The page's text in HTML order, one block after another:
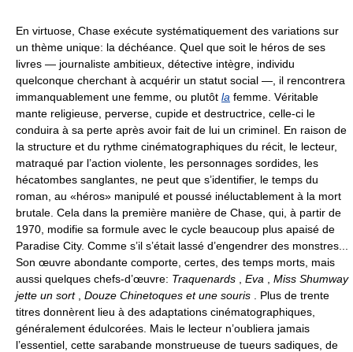
En virtuose, Chase exécute systématiquement des variations sur
un thème unique: la déchéance. Quel que soit le héros de ses
livres — journaliste ambitieux, détective intègre, individu
quelconque cherchant à acquérir un statut social —, il rencontrera
immanquablement une femme, ou plutôt la femme. Véritable
mante religieuse, perverse, cupide et destructrice, celle-ci le
conduira à sa perte après avoir fait de lui un criminel. En raison de
la structure et du rythme cinématographiques du récit, le lecteur,
matraqué par l’action violente, les personnages sordides, les
hécatombes sanglantes, ne peut que s’identifier, le temps du
roman, au «héros» manipulé et poussé inéluctablement à la mort
brutale. Cela dans la première manière de Chase, qui, à partir de
1970, modifie sa formule avec le cycle beaucoup plus apaisé de
Paradise City. Comme s’il s’était lassé d’engendrer des monstres...
Son œuvre abondante comporte, certes, des temps morts, mais
aussi quelques chefs-d’œuvre: Traquenards Eva
Miss Shumway
jette un sort, Douze Chinetoques et une souris . Plus de trente
titres donnèrent lieu à des adaptations cinématographiques,
généralement édulcorées. Mais le lecteur n’oubliera jamais
l’essentiel, cette sarabande monstrueuse de tueurs sadiques, de